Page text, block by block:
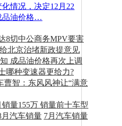
情况，决定12月22
品油价格…
8切中公商务MPV要害
北京治堵新政提意见
成品油价格再次上调
哪种变速器更给力?
曹智：东风风神让“满意
销量155万 销量前十车型
月汽车销量 7月汽车销量